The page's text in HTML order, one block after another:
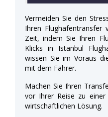
Vermeiden Sie den
Ihren Flughafentransfer
Zeit, indem Sie Ihren
Klicks in Istanbul
wissen Sie im Voraus
mit dem Fahrer.
Machen Sie Ihren
vor Ihrer Reise zu einer
wirtschaftlichen Lösung.